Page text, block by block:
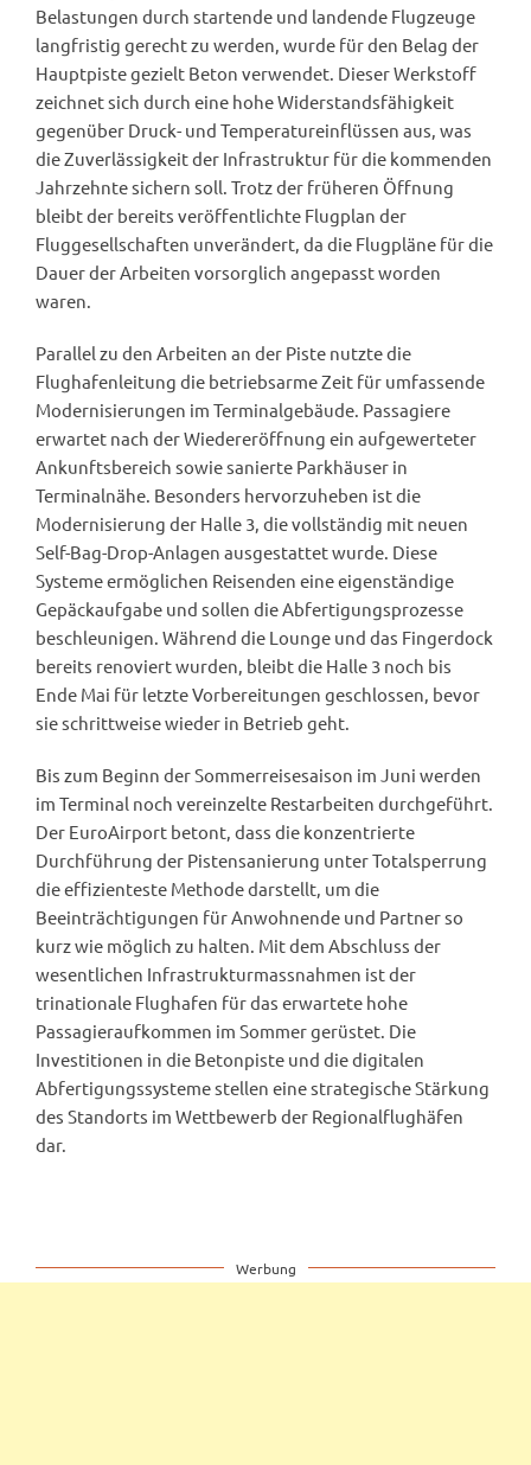
Belastungen durch startende und landende Flugzeuge
langfristig gerecht zu werden, wurde für den Belag der
Hauptpiste gezielt Beton verwendet. Dieser Werkstoff
zeichnet sich durch eine hohe Widerstandsfähigkeit
gegenüber Druck- und Temperatureinflüssen aus, was
die Zuverlässigkeit der Infrastruktur für die kommenden
Jahrzehnte sichern soll. Trotz der früheren Öffnung
bleibt der bereits veröffentlichte Flugplan der
Fluggesellschaften unverändert, da die Flugpläne für die
Dauer der Arbeiten vorsorglich angepasst worden
waren.
Parallel zu den Arbeiten an der Piste nutzte die
Flughafenleitung die betriebsarme Zeit für umfassende
Modernisierungen im Terminalgebäude. Passagiere
erwartet nach der Wiedereröffnung ein aufgewerteter
Ankunftsbereich sowie sanierte Parkhäuser in
Terminalnähe. Besonders hervorzuheben ist die
Modernisierung der Halle 3, die vollständig mit neuen
Self-Bag-Drop-Anlagen ausgestattet wurde. Diese
Systeme ermöglichen Reisenden eine eigenständige
Gepäckaufgabe und sollen die Abfertigungsprozesse
beschleunigen. Während die Lounge und das Fingerdock
bereits renoviert wurden, bleibt die Halle 3 noch bis
Ende Mai für letzte Vorbereitungen geschlossen, bevor
sie schrittweise wieder in Betrieb geht.
Bis zum Beginn der Sommerreisesaison im Juni werden
im Terminal noch vereinzelte Restarbeiten durchgeführt.
Der EuroAirport betont, dass die konzentrierte
Durchführung der Pistensanierung unter Totalsperrung
die effizienteste Methode darstellt, um die
Beeinträchtigungen für Anwohnende und Partner so
kurz wie möglich zu halten. Mit dem Abschluss der
wesentlichen Infrastrukturmassnahmen ist der
trinationale Flughafen für das erwartete hohe
Passagieraufkommen im Sommer gerüstet. Die
Investitionen in die Betonpiste und die digitalen
Abfertigungssysteme stellen eine strategische Stärkung
des Standorts im Wettbewerb der Regionalflughäfen
dar.
Werbung